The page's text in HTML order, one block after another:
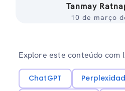
Tanmay
10 de março
Explore este conteúdo com
ChatGPT